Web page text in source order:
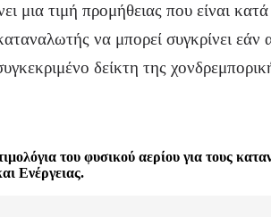
μια τιμή προμήθειας που είναι
να μπορεί συγκρίνει
δείκτη της
του φυσικού αερίου για τους
Ενέργειας.